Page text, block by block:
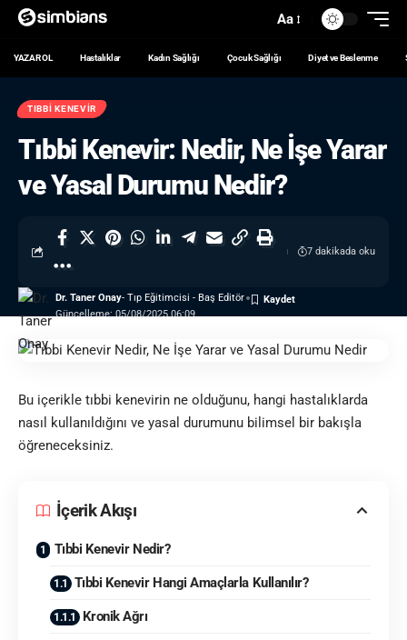
Aa
YAZAR OL Hastalıklar Kadın Sağlığı Çocuk Sağlığı Diyet ve Beslenme
TIBBI KENEVIR
Tıbbi Kenevir: Nedir, Ne İşe Yarar
ve Yasal Durumu Nedir?
Güncelleme: 05/08/2025 06:09
Dr. Taner Onay- Tıp Eğitimcisi - Baş Editör
7 dakikada oku
Bu içerikle tıbbi kenevirin ne olduğunu, hangi hastalıklarda
nasıl kullanıldığını ve yasal durumunu bilimsel bir bakışla
öğreneceksiniz.
İçerik Akışı
Tıbbi Kenevir Nedir?
Tıbbi Kenevir Hangi Amaçlarla Kullanılır?
Kronik Ağrı